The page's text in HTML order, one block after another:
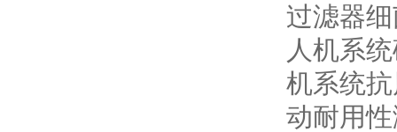
过滤器
人机系
机系统
动耐用